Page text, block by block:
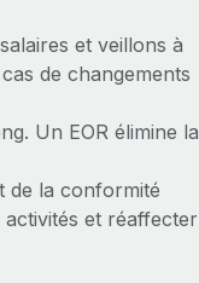
et veillons à
de changements
Un EOR élimine la
de la conformité
activités et réaffecter